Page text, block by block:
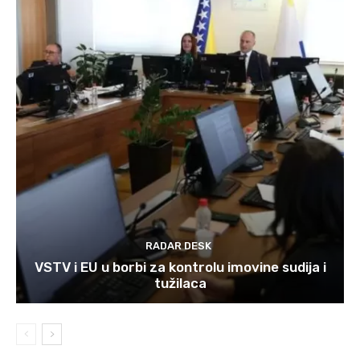
RADAR DESK
VSTV i EU u borbi za kontrolu imovine sudija i
tužilaca